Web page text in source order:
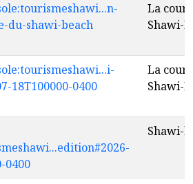
du-shawi-beach
La
Shawi-
18T100000-0400
La
Shawi-
0400
Shawi-